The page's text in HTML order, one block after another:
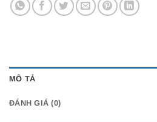
MÔ TẢ
ĐÁNH GIÁ (0)